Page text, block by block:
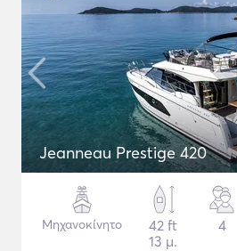
Jeanneau Prestige 420
Μηχανοκίνητο
42 ft
13 μ.
4